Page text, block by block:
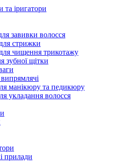
та іригатори
завивки волосся
стрижки
чищення трикотажу
зубної щітки
манікюру та педикюру
укладання волосся
прилади